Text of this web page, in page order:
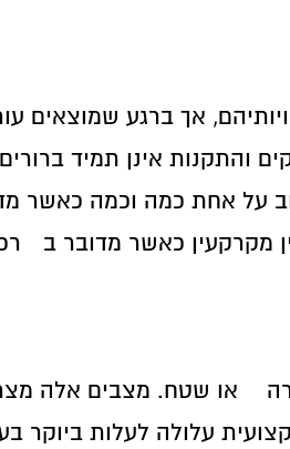
אך ברגע שמוצאים
והתקנות אינן תמיד
על אחת כמה וכמה כאשר
מקרקעין כאשר מדובר ב
או שטח. מצבים אלה
עלולה לעלות ביוקר